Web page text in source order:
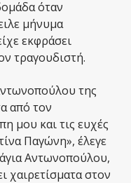
όταν
μήνυμα
εκφράσει
τραγουδιστή.
της
από τον
μου και τις ευχές
Παγώνη», έλεγε
Αντωνοπούλου,
χαιρετίσματα στον